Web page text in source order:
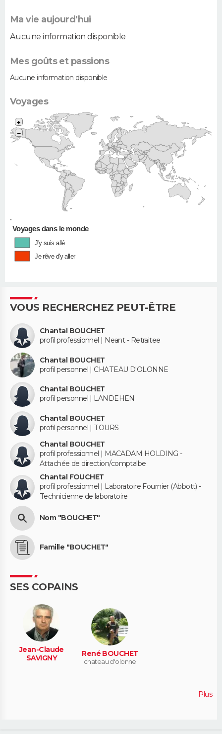
Ma vie aujourd'hui
Aucune information disponible
Mes goûts et passions
Aucune information disponible
Voyages
•
+
−
Voyages dans le monde
J'y suis allé
Je rêve d'y aller
VOUS RECHERCHEZ PEUT-ÊTRE
Chantal BOUCHET
profil professionnel | Neant - Retraitee
Chantal BOUCHET
profil personnel | CHATEAU D'OLONNE
Chantal BOUCHET
profil personnel | LANDEHEN
Chantal BOUCHET
profil personnel | TOURS
Chantal BOUCHET
profil professionnel | MACADAM HOLDING -
Attachée de direction/comptalbe
Chantal FOUCHET
profil professionnel | Laboratoire Fournier (Abbott) -
Technicienne de laboratoire
Nom "BOUCHET"
Famille "BOUCHET"
SES COPAINS
Jean-Claude
SAVIGNY
René BOUCHET
chateau d'olonne
Plus